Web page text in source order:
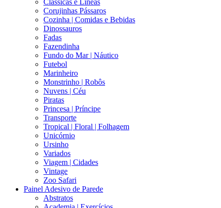
Clássicas e Líneas
Corujinhas Pássaros
Cozinha | Comidas e Bebidas
Dinossauros
Fadas
Fazendinha
Fundo do Mar | Náutico
Futebol
Marinheiro
Monstrinho | Robôs
Nuvens | Céu
Piratas
Princesa | Príncipe
Transporte
Tropical | Floral | Folhagem
Unicórnio
Ursinho
Variados
Viagem | Cidades
Vintage
Zoo Safari
Painel Adesivo de Parede
Abstratos